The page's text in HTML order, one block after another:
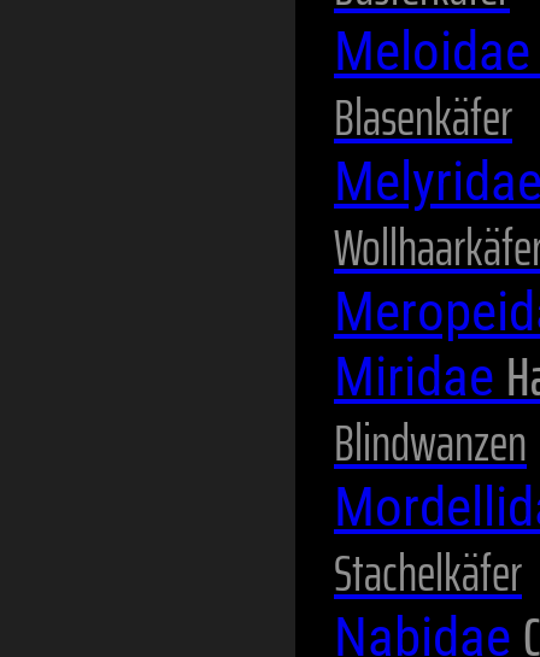
Blasenkäfer
Miridae
Blindwanzen
Stachelkäfer
Nabidae